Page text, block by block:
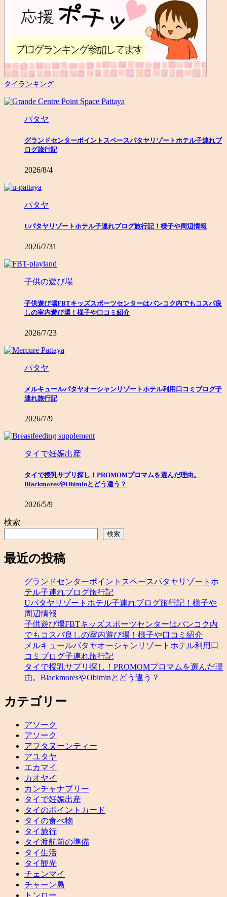
タイランキング
パタヤ
グランドセンターポイントスペースパタヤリゾートホテル子連れブ
ログ旅行記
2026/8/4
パタヤ
Uパタヤリゾートホテル子連れブログ旅行記！様子や周辺情報
2026/7/31
子供の遊び場
子供遊び場FBTキッズスポーツセンターはバンコク内でもコスパ良
しの室内遊び場！様子や口コミ紹介
2026/7/23
パタヤ
メルキュールパタヤオーシャンリゾートホテル利用口コミブログ子
連れ旅行記
2026/7/9
タイで妊娠出産
タイで授乳サプリ探し！PROMOMプロマムを選んだ理由。
BlackmoresやObiminとどう違う？
2026/5/9
検索
検索
最近の投稿
グランドセンターポイントスペースパタヤリゾートホ
テル子連れブログ旅行記
Uパタヤリゾートホテル子連れブログ旅行記！様子や
周辺情報
子供遊び場FBTキッズスポーツセンターはバンコク内
でもコスパ良しの室内遊び場！様子や口コミ紹介
メルキュールパタヤオーシャンリゾートホテル利用口
コミブログ子連れ旅行記
タイで授乳サプリ探し！PROMOMプロマムを選んだ理
由。BlackmoresやObiminとどう違う？
カテゴリー
アソーク
アソーク
アフタヌーンティー
アユタヤ
エカマイ
カオヤイ
カンチャナブリー
タイで妊娠出産
タイのポイントカード
タイの食べ物
タイ旅行
タイ渡航前の準備
タイ生活
タイ観光
チェンマイ
チャーン島
トンロー